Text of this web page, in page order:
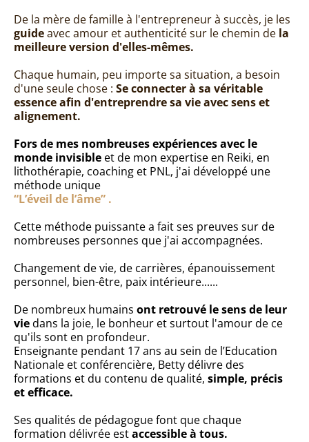
De la mère de famille à l'entrepreneur à succès, je les
guideavec amour et authenticité sur le chemin de la
meilleure version d'elles-mêmes.
Chaque humain, peu importe sa situation, a besoin
d'une seule chose : Se connecter à sa véritable
essence afin d'entreprendre sa vie avec sens et
alignement.
Fors de mes nombreuses expériences avec le
monde invisible et de mon expertise en Reiki, en
lithothérapie, coaching et PNL, j'ai développé une
méthode unique
“L’éveil de l’âme” .
Cette méthode puissante a fait ses preuves sur de
nombreuses personnes que j'ai accompagnées.
Changement de vie, de carrières, épanouissement
personnel, bien-être, paix intérieure......
De nombreux humains ont retrouvé le sens de leur
viedans la joie, le bonheur et surtout l'amour de ce
qu'ils sont en profondeur.
Enseignante pendant 17 ans au sein de l’Education
Nationale et conférencière, Betty délivre des
formations et du contenu de qualité, simple, précis
et efficace.
Ses qualités de pédagogue font que chaque
formation délivrée estaccessible à tous.